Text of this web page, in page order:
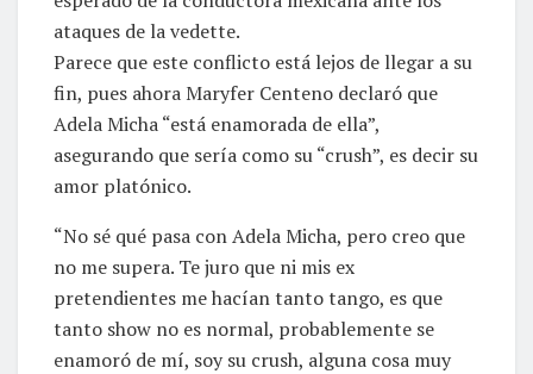
ataques de la vedette.
Parece que este conflicto está lejos de llegar a su
fin, pues ahora Maryfer Centeno declaró que
Adela Micha “está enamorada de ella”,
asegurando que sería como su “crush”, es decir su
amor platónico.
“No sé qué pasa con Adela Micha, pero creo que
no me supera. Te juro que ni mis ex
pretendientes me hacían tanto tango, es que
tanto show no es normal, probablemente se
enamoró de mí, soy su crush, alguna cosa muy